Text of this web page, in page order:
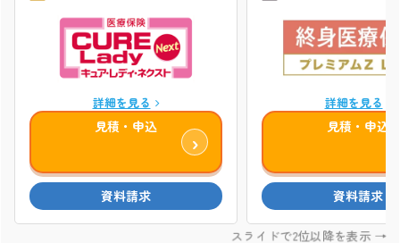
詳細を見る
見積・申込
詳細を見る
見積・申込